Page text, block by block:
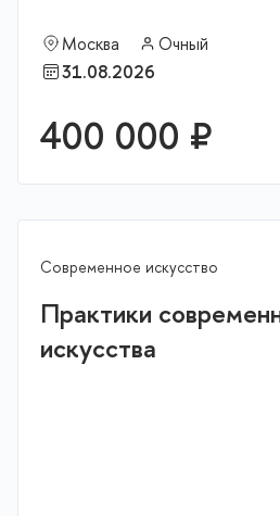
Москва
Очный
31.08.2026
400 000 ₽
Современное искусство
Практики
искусства